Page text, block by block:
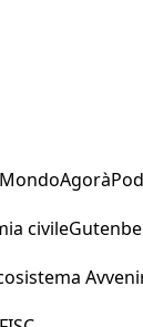
MondoAgorà
civile